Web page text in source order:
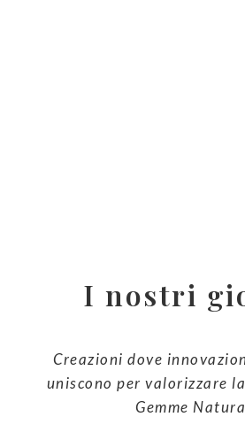
I nostri
Creazioni dove
uniscono per valorizzare
Gemme